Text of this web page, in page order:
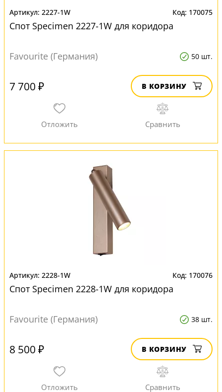
2227-1W 170075
Спот Specimen 2227-1W для коридора
Favourite (Германия) 50 шт.
7 700 ₽ В КОРЗИНУ
2228-1W 170076
Спот Specimen 2228-1W для коридора
Favourite (Германия) 38 шт.
8 500 ₽ В КОРЗИНУ